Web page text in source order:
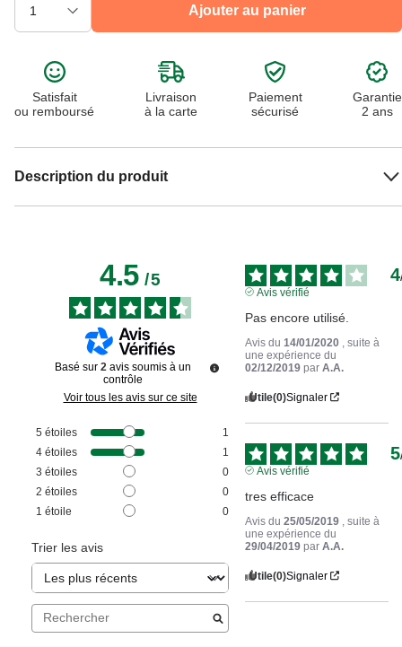
Ajouter au panier
Satisfait
ou remboursé
Livraison
à la carte
Paiement
sécurisé
Garantie
2 ans
Description du produit
4.5/5
Basé sur 2 avis soumis à un
contrôle
Voir tous les avis sur ce site
5 étoiles
1
4 étoiles
1
3 étoiles
0
2 étoiles
0
1 étoile 0
Trier les avis
4
Avis vérifié
Pas encore utilisé.
Avis du 14/01/2020
, suite à
une expérience du
02/12/2019 parA.A.
Utile(0)Signaler
5
Avis vérifié
tres efficace
Avis du25/05/2019
, suite à
une expérience du
29/04/2019 parA.A.
Utile(0)Signaler